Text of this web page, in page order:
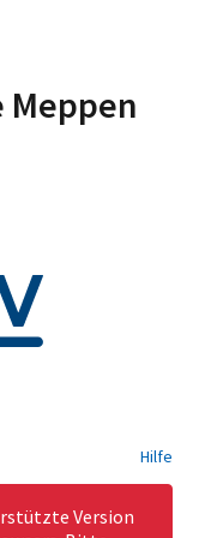
Meppen
Hilfe
Version